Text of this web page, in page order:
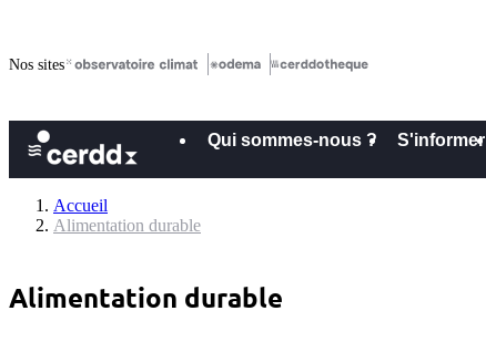
Nos sites
Qui sommes-nous ? S'informer
Accueil
Alimentation durable
Alimentation durable